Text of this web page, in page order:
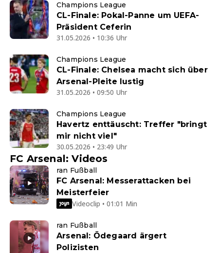
Champions League
CL-Finale: Pokal-Panne um UEFA-
Präsident Ceferin
31.05.2026 • 10:36 Uhr
Champions League
CL-Finale: Chelsea macht sich über
Arsenal-Pleite lustig
31.05.2026 • 09:50 Uhr
Champions League
Havertz enttäuscht: Treffer "bringt
mir nicht viel"
30.05.2026 • 23:49 Uhr
FC Arsenal: Videos
ran Fußball
FC Arsenal: Messerattacken bei
Meisterfeier
Videoclip • 01:01 Min
ran Fußball
Arsenal: Ödegaard ärgert
Polizisten